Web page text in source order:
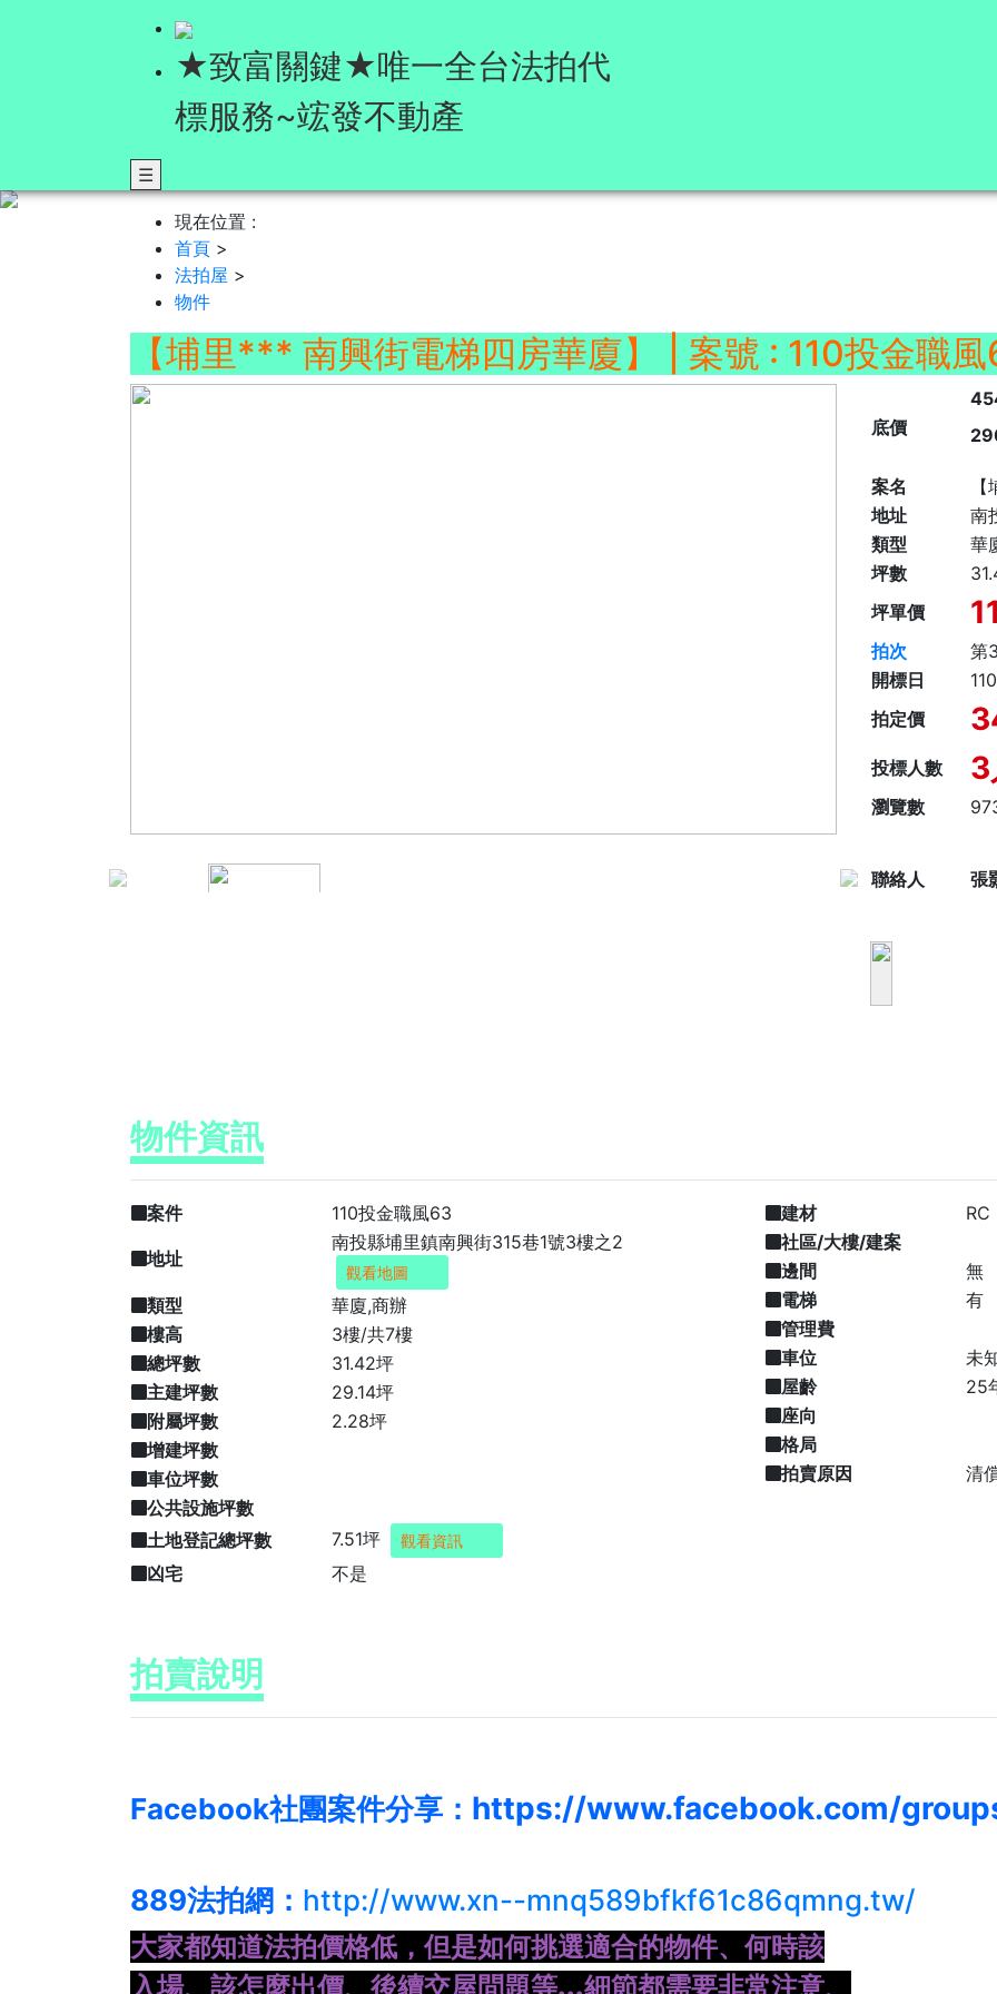
★致富關鍵★唯一全台法拍代
標服務~竤發不動產
☰
現在位置 :
首頁 >
法拍屋 >
物件
【埔里*** 南興街電梯四房華廈】 | 案號 : 110投金職
底價
案名
地址
南
類型
華
坪數
坪單價
拍次
第
開標日
拍定價
投標人數 3
瀏覽數
聯絡人 張
物件資訊
案件 110投金職風63
地址
南投縣埔里鎮南興街315巷1號3樓之2
觀看地圖
類型
華廈,商辦
樓高
3樓/共7樓
總坪數
31.42坪
主建坪數
29.14坪
附屬坪數
2.28坪
增建坪數
車位坪數
公共設施坪數
土地登記總坪數
7.51坪 觀看資訊
凶宅 不是
建材
RC
社區/大樓/建案
邊間
無
電梯
有
管理費
車位
未
屋齡
25
座向
格局
拍賣原因
清
拍賣說明
Facebook社團案件分享： https://www.facebook.com/
889法拍網： http://www.xn--mnq589bfkf61c86qmng.tw/
大家都知道法拍價格低，但是如何挑選適合的物件、何時該
入場、 該怎麼出價、後續交屋問題等...細節都需要非常注意、